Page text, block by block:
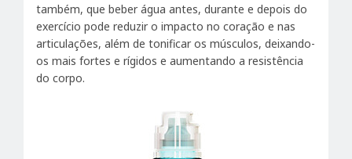
também, que beber água antes, durante e depois do
exercício pode reduzir o impacto no coração e nas
articulações, além de tonificar os músculos, deixando-
os mais fortes e rígidos e aumentando a resistência
do corpo.